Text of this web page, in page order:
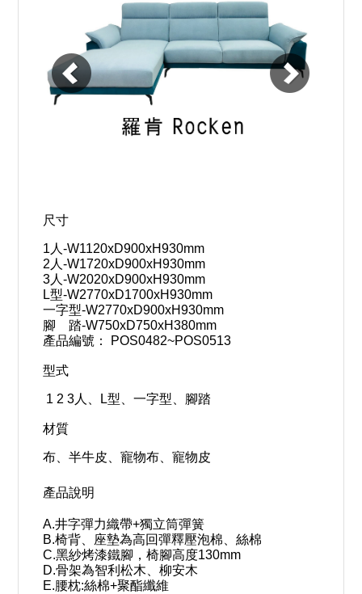
尺寸
1人-W1120xD900xH930mm
2人-W1720xD900xH930mm
3人-W2020xD900xH930mm
L型-W2770xD1700xH930mm
一字型-W2770xD900xH930mm
腳 踏-W750xD750xH380mm
產品編號： POS0482~POS0513
型式
1 2 3人、L型、一字型、腳踏
材質
布、半牛皮、寵物布、寵物皮
產品說明
A.井字彈力織帶+獨立筒彈簧
B.椅背、座墊為高回彈釋壓泡棉、絲棉
C.黑紗烤漆鐵腳，椅腳高度130mm
D.骨架為智利松木、柳安木
E.腰枕:絲棉+聚酯纖維